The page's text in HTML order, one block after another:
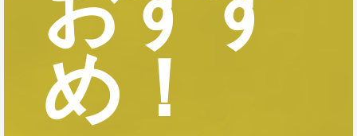
め！